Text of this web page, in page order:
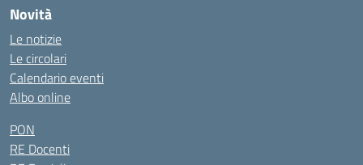
Novità
Le notizie
Le circolari
Calendario eventi
Albo online
PON
RE Docenti